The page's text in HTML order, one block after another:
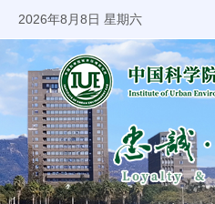
2026年8月8日 星期六